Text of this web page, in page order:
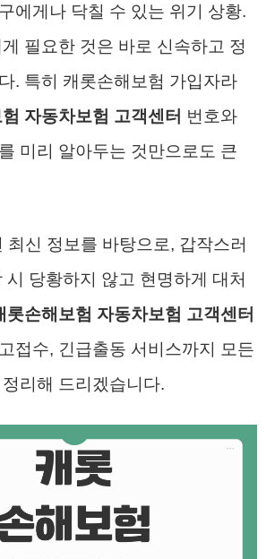
에게나 닥칠 수 있는 위기 상황.
필요한 것은 바로 신속하고 정
. 특히 캐롯손해보험 가입자라
자동차보험 고객센터 번호와
미리 알아두는 것만으로도 큰
최신 정보를 바탕으로, 갑작스러
시 당황하지 않고 현명하게 대처
롯손해보험 자동차보험 고객센터
접수, 긴급출동 서비스까지 모든
리해 드리겠습니다.